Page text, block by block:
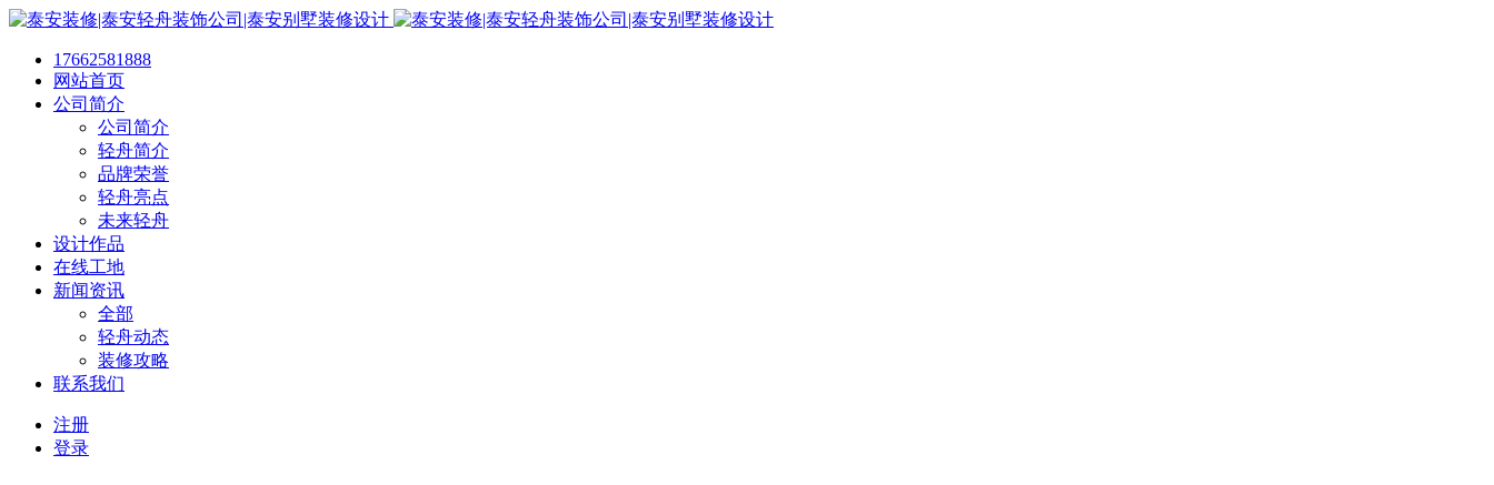
17662581888
网站首页
公司简介
公司简介
轻舟简介
品牌荣誉
轻舟亮点
未来轻舟
设计作品
在线工地
新闻资讯
全部
轻舟动态
装修攻略
联系我们
注册
登录